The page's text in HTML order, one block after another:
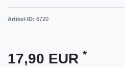
Artikel-ID: 6720
17,90 EUR *